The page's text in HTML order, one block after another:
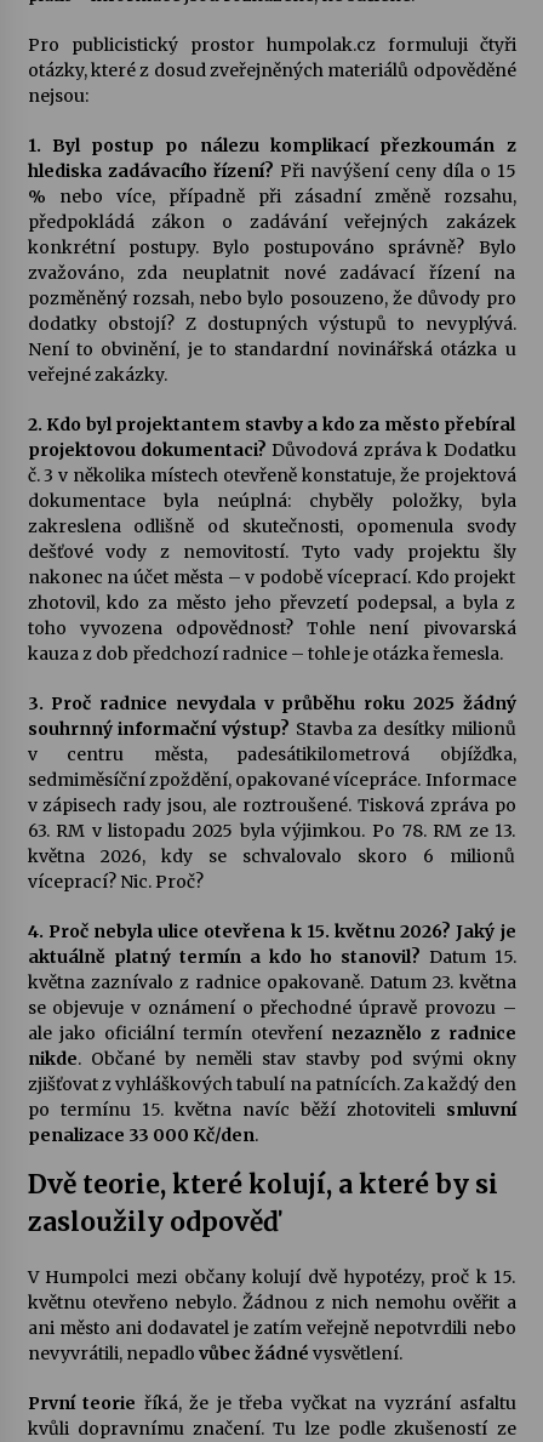
Pro publicistický prostor humpolak.cz formuluji čtyři
otázky, které z dosud zveřejněných materiálů odpověděné
nejsou:
1. Byl postup po nálezu komplikací přezkoumán z
hlediska zadávacího řízení? Při navýšení ceny díla o 15
% nebo více, případně při zásadní změně rozsahu,
předpokládá zákon o zadávání veřejných zakázek
konkrétní postupy. Bylo postupováno správně? Bylo
zvažováno, zda neuplatnit nové zadávací řízení na
pozměněný rozsah, nebo bylo posouzeno, že důvody pro
dodatky obstojí? Z dostupných výstupů to nevyplývá.
Není to obvinění, je to standardní novinářská otázka u
veřejné zakázky.
2. Kdo byl projektantem stavby a kdo za město přebíral
projektovou dokumentaci? Důvodová zpráva k Dodatku
č. 3 v několika místech otevřeně konstatuje, že projektová
dokumentace byla neúplná: chyběly položky, byla
zakreslena odlišně od skutečnosti, opomenula svody
dešťové vody z nemovitostí. Tyto vady projektu šly
nakonec na účet města – v podobě víceprací. Kdo projekt
zhotovil, kdo za město jeho převzetí podepsal, a byla z
toho vyvozena odpovědnost? Tohle není pivovarská
kauza z dob předchozí radnice – tohle je otázka řemesla.
3. Proč radnice nevydala v průběhu roku 2025 žádný
souhrnný informační výstup? Stavba za desítky milionů
v centru města, padesátikilometrová objížďka,
sedmiměsíční zpoždění, opakované vícepráce. Informace
v zápisech rady jsou, ale roztroušené. Tisková zpráva po
63. RM v listopadu 2025 byla výjimkou. Po 78. RM ze 13.
května 2026, kdy se schvalovalo skoro 6 milionů
víceprací? Nic. Proč?
4. Proč nebyla ulice otevřena k 15. květnu 2026? Jaký je
aktuálně platný termín a kdo ho stanovil? Datum 15.
května zaznívalo z radnice opakovaně. Datum 23. května
se objevuje v oznámení o přechodné úpravě provozu –
ale jako oficiální termín otevření nezaznělo z radnice
nikde. Občané by neměli stav stavby pod svými okny
zjišťovat z vyhláškových tabulí na patnících. Za každý den
po termínu 15. května navíc běží zhotoviteli smluvní
penalizace 33 000 Kč/den.
Dvě teorie, které kolují, a které by si
zasloužily odpověď
V Humpolci mezi občany kolují dvě hypotézy, proč k 15.
květnu otevřeno nebylo. Žádnou z nich nemohu ověřit a
ani město ani dodavatel je zatím veřejně nepotvrdili nebo
nevyvrátili, nepadlo vůbec žádné vysvětlení.
První teorie říká, že je třeba vyčkat na vyzrání asfaltu
kvůli dopravnímu značení. Tu lze podle zkušeností ze